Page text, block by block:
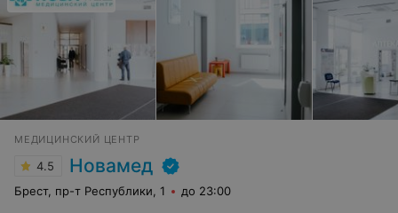
МЕДИЦИНСКИЙ ЦЕНТР
4.5 Новамед
Брест, пр-т Республики, 1 до 23:00